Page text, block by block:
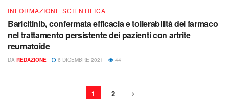
INFORMAZIONE SCIENTIFICA
Baricitinib, confermata efficacia e tollerabilità del farmaco
nel trattamento persistente dei pazienti con artrite
reumatoide
DA REDAZIONE 6 DICEMBRE 2021 44
1 2